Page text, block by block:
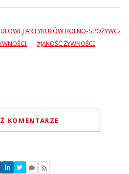
ARTYKUŁÓW ROLNO-
#JAKOŚĆ ŻYWNOŚCI
KOMENTARZE
komentarzy